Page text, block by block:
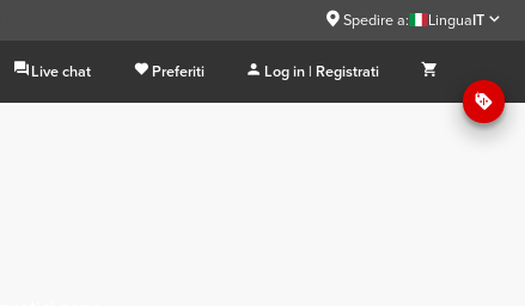
Spedire a: LinguaIT
Live chat Preferiti Log in | Registrati